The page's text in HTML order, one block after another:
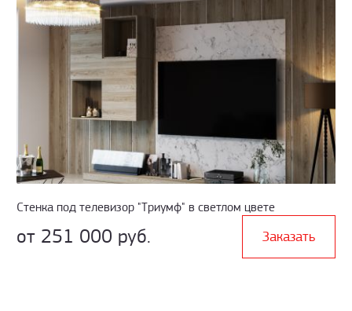
Стенка под телевизор "Триумф" в светлом цвете
от 251 000 руб. Заказать